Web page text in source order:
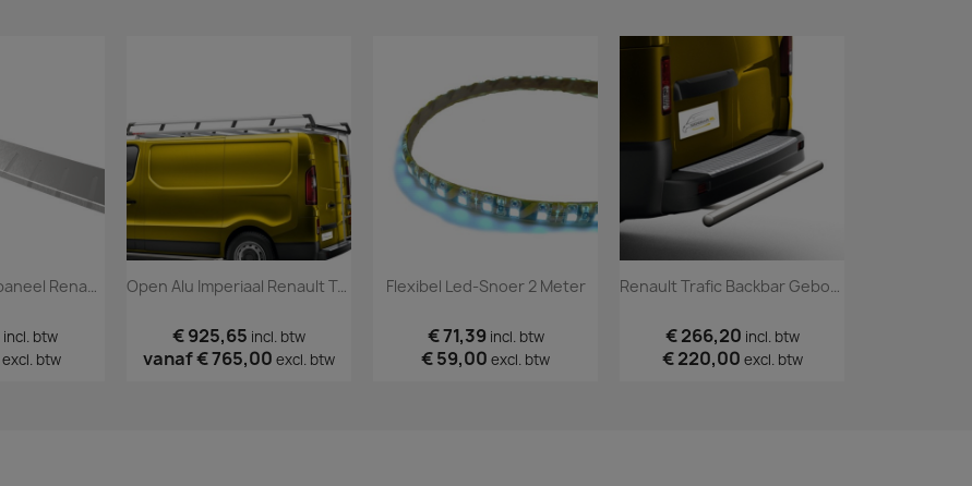
Design Bumperpaneel Renault Trafic 2014+
incl. btw
excl. btw
Open Alu Imperiaal Renault Trafic 2014+ Spoiler
€ 925,65 incl. btw
vanaf€ 765,00 excl. btw
Flexibel Led-Snoer 2 Meter
€ 71,39 incl. btw
€ 59,00 excl. btw
Renault Trafic Backbar Geborsteld 2014+
€ 266,20 incl. btw
€ 220,00 excl. btw